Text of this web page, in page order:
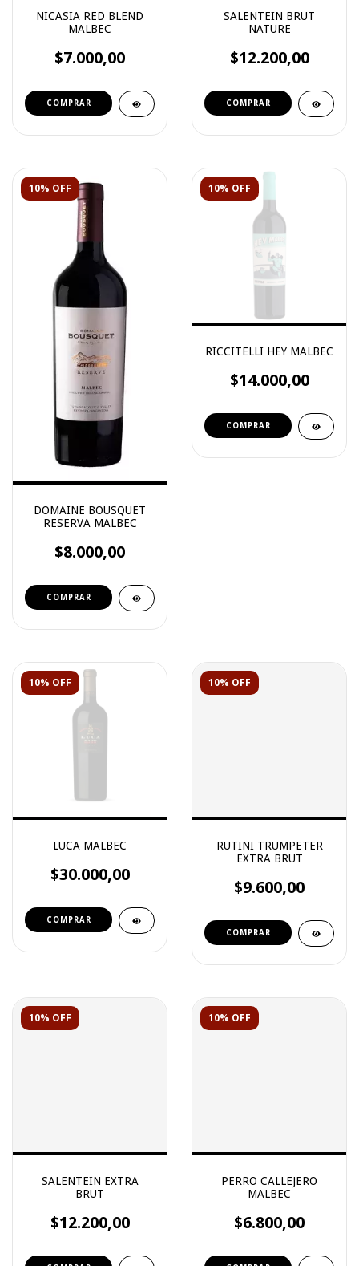
NICASIA RED BLEND
MALBEC
$7.000,00
SALENTEIN BRUT
NATURE
$12.200,00
10% OFF
DOMAINE BOUSQUET
RESERVA MALBEC
$8.000,00
10% OFF
RICCITELLI HEY MALBEC
$14.000,00
10% OFF
LUCA MALBEC
$30.000,00
10% OFF
RUTINI TRUMPETER
EXTRA BRUT
$9.600,00
10% OFF
SALENTEIN EXTRA
BRUT
$12.200,00
10% OFF
PERRO CALLEJERO
MALBEC
$6.800,00